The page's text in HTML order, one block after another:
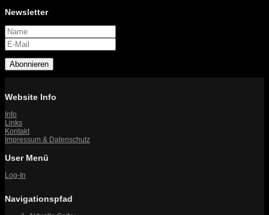
Newsletter
Abonnieren
Website Info
Info
Links
Kontakt
Impressum & Datenschutz
User Menü
Log-In
Navigationspfad